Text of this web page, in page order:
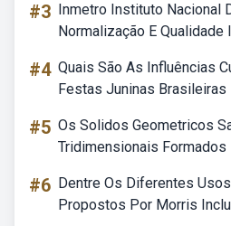
#3 Inmetro Instituto Nacional
Normalização E Qualidade
#4 Quais São As Influências
Festas Juninas Brasileiras
#5 Os Solidos Geometricos
Tridimensionais
#6 Dentre Os Diferentes
Propostos Por Morris